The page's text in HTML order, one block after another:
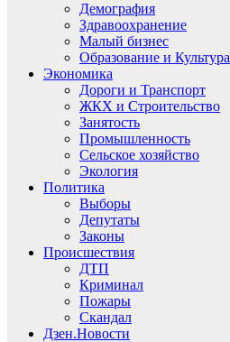
Демография
Здравоохранение
Малый бизнес
Образование и Культура
Экономика
Дороги и Транспорт
ЖКХ и Строительство
Занятость
Промышленность
Сельское хозяйство
Экология
Политика
Выборы
Депутаты
Законы
Происшествия
ДТП
Криминал
Пожары
Скандал
Дзен.Новости